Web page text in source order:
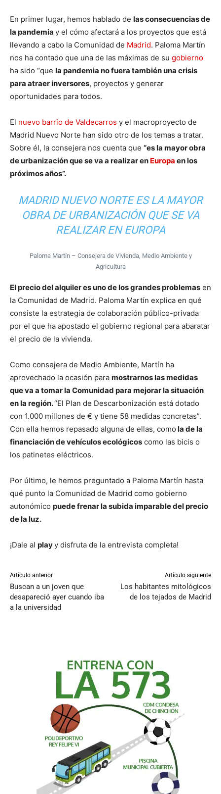
En primer lugar, hemos hablado de las consecuencias de
la pandemia y el cómo afectará a los proyectos que está
llevando a cabo la Comunidad de Madrid. Paloma Martín
nos ha contado que una de las máximas de su gobierno
ha sido “que la pandemia no fuera también una crisis
para atraer inversores, proyectos y generar
oportunidades para todos.
El nuevo barrio de Valdecarros y el macroproyecto de
Madrid Nuevo Norte han sido otro de los temas a tratar.
Sobre él, la consejera nos cuenta que “es la mayor obra
de urbanización que se va a realizar en Europa en los
próximos años”.
MADRID NUEVO NORTE ES LA MAYOR
OBRA DE URBANIZACIÓN QUE SE VA
REALIZAR EN EUROPA
Paloma Martín – Consejera de Vivienda, Medio Ambiente y
Agricultura
El precio del alquiler es uno de los grandes problemas en
la Comunidad de Madrid. Paloma Martín explica en qué
consiste la estrategia de colaboración público-privada
por el que ha apostado el gobierno regional para abaratar
el precio de la vivienda.
Como consejera de Medio Ambiente, Martín ha
aprovechado la ocasión para mostrarnos las medidas
que va a tomar la Comunidad para mejorar la situación
en la región.“El Plan de Descarbonización está dotado
con 1.000 millones de € y tiene 58 medidas concretas”.
Con ella hemos repasado alguna de ellas, como la de la
financiación de vehículos ecológicos como las bicis o
los patinetes eléctricos.
Por último, le hemos preguntado a Paloma Martín hasta
qué punto la Comunidad de Madrid como gobierno
autonómico puede frenar la subida imparable del precio
de la luz.
¡Dale al playy disfruta de la entrevista completa!
Artículo anterior
Buscan a un joven que
desapareció ayer cuando iba
a la universidad
Artículo siguiente
Los habitantes mitológicos
de los tejados de Madrid